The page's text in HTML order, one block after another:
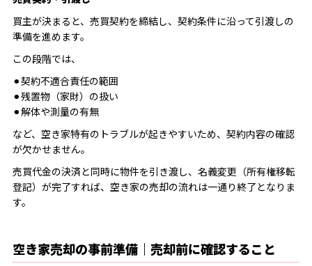
買主が決まると、売買契約を締結し、契約条件に沿って引渡しの
準備を進めます。
この段階では、
⚫︎契約不適合責任の範囲
⚫︎残置物（家財）の扱い
⚫︎解体や測量の有無
など、空き家特有のトラブルが起きやすいため、契約内容の確認
が欠かせません。
売買代金の決済と同時に物件を引き渡し、名義変更（所有権移転
登記）が完了すれば、空き家の売却の流れは一通り終了となりま
す。
空き家売却の事前準備｜売却前に確認すること